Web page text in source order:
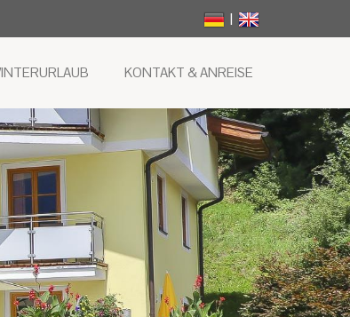
|
KONTAKT & ANREISE